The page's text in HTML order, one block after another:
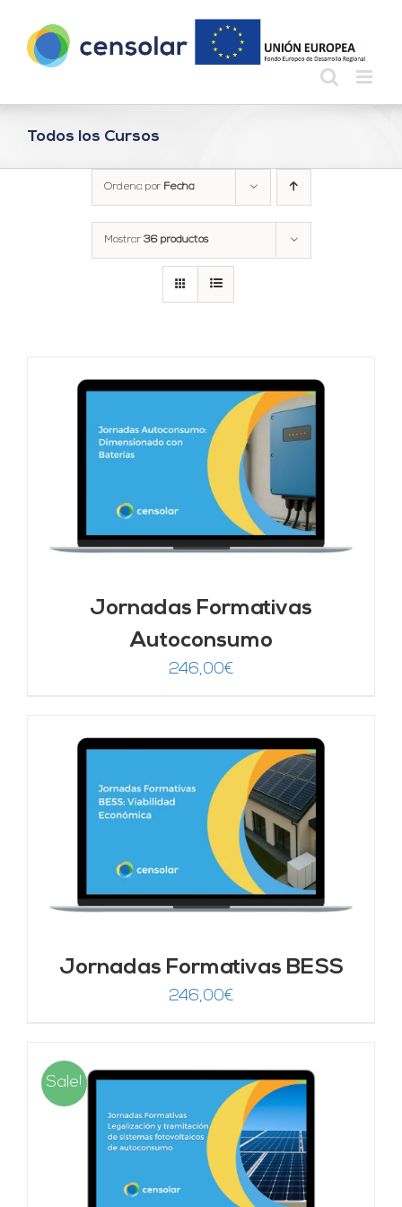
contenido
Todos los Cursos
Ordena por Fecha
Mostrar 36 productos
Jornadas Formativas
Autoconsumo
246,00€
Jornadas Formativas BESS
246,00€
Sale!